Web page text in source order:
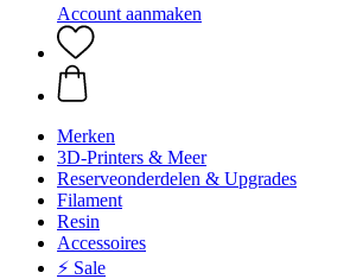
Account aanmaken
Merken
3D-Printers & Meer
Reserveonderdelen & Upgrades
Filament
Resin
Accessoires
⚡ Sale